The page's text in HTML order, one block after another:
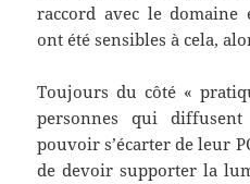
raccord avec le domaine
ont été sensibles à cela,
Toujours du côté «
personnes qui diffusent
pouvoir s’écarter de leur
de devoir supporter la